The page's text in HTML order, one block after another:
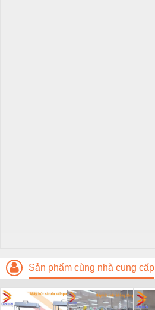
Sản phẩm cùng nhà cung cấp